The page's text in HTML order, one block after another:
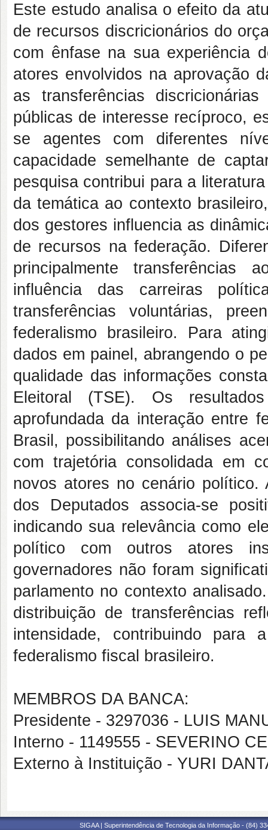
Este estudo analisa o efeito da
de recursos discricionários do
com ênfase na sua experiência
atores envolvidos na aprovação
as transferências
públicas de interesse recíproco,
se agentes com diferentes
capacidade semelhante de
pesquisa contribui para a
da temática ao contexto
dos gestores influencia as
de recursos na federação.
principalmente transferências
influência das carreiras
transferências voluntárias,
federalismo brasileiro. Para
dados em painel, abrangendo o
qualidade das informações
Eleitoral (TSE). Os
aprofundada da interação entre
Brasil, possibilitando análises
com trajetória consolidada em
novos atores no cenário político.
dos Deputados associa-se
indicando sua relevância como
político com outros atores
governadores não foram
parlamento no contexto
distribuição de transferências
intensidade, contribuindo para
federalismo fiscal brasileiro.
MEMBROS DA BANCA:
Presidente - 3297036 - LUIS
Interno - 1149555 - SEVERINO
Externo à Instituição - YURI
SIGAA | Superintendência de Tecnologia da Informação - (84)